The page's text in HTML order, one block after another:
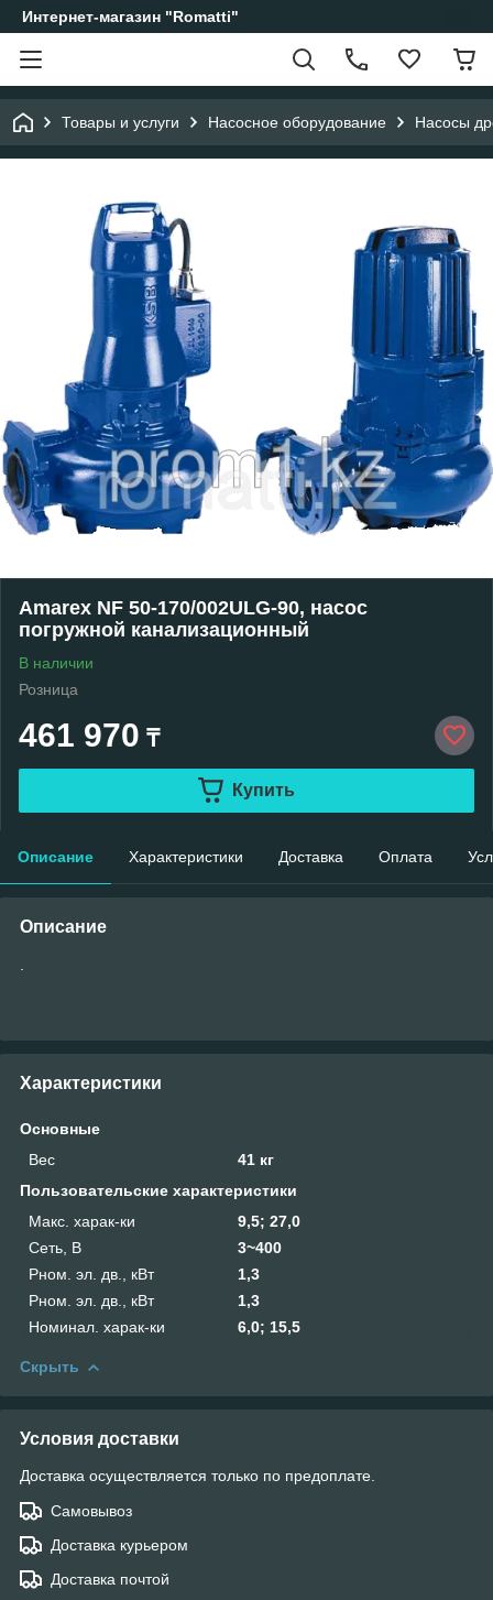
Интернет-магазин "Romatti"
Товары и услуги Насосное оборудование Насосы
Amarex NF 50-170/002ULG-90, насос
погружной канализационный
В наличии
Розница
461 970 ₸
Купить
Описание Характеристики Доставка Оплата
Описание
Характеристики
Основные
Вес
41 кг
Пользовательские характеристики
Макс. харак-ки
9,5; 27,0
Сеть, В
3~400
Рном. эл. дв., кВт
1,3
Рном. эл. дв., кВт
1,3
Номинал. харак-ки
6,0; 15,5
Скрыть
Условия доставки
Доставка осуществляется только по предоплате.
Самовывоз
Доставка курьером
Доставка почтой